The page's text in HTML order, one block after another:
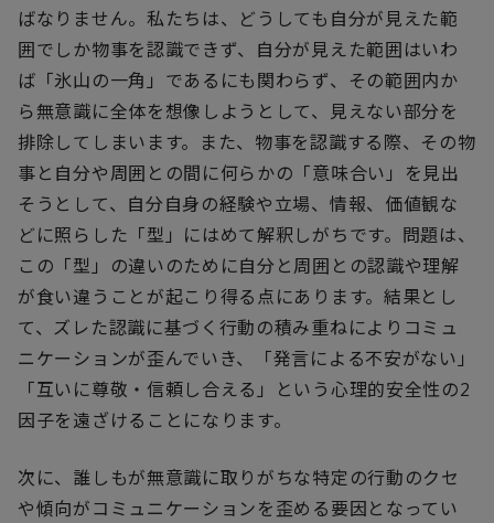
ばなりません。私たちは、どうしても自分が見えた範
囲でしか物事を認識できず、自分が見えた範囲はいわ
ば「氷山の一角」であるにも関わらず、その範囲内か
ら無意識に全体を想像しようとして、見えない部分を
排除してしまいます。また、物事を認識する際、その物
事と自分や周囲との間に何らかの「意味合い」を見出
そうとして、自分自身の経験や立場、情報、価値観な
どに照らした「型」にはめて解釈しがちです。問題は、
この「型」の違いのために自分と周囲との認識や理解
が食い違うことが起こり得る点にあります。結果とし
て、ズレた認識に基づく行動の積み重ねによりコミュ
ニケーションが歪んでいき、「発言による不安がない」
「互いに尊敬・信頼し合える」という心理的安全性の2
因子を遠ざけることになります。
次に、誰しもが無意識に取りがちな特定の行動のクセ
や傾向がコミュニケーションを歪める要因となってい